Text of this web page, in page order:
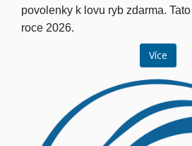
povolenky k lovu ryb zdarma.
roce 2026.
Více